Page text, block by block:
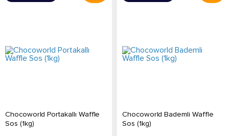
Chocoworld Portakallı Waffle
Sos (1kg)
Chocoworld Bademli Waffle
Sos (1kg)